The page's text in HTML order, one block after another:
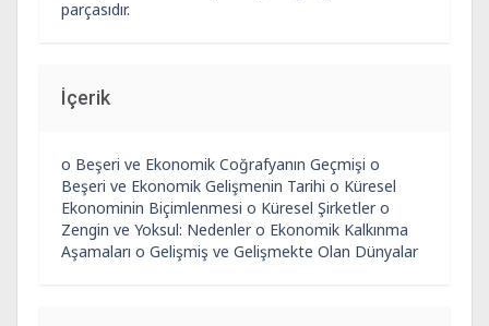
parçasıdır.
İçerik
o Beşeri ve Ekonomik Coğrafyanın Geçmişi o
Beşeri ve Ekonomik Gelişmenin Tarihi o Küresel
Ekonominin Biçimlenmesi o Küresel Şirketler o
Zengin ve Yoksul: Nedenler o Ekonomik Kalkınma
Aşamaları o Gelişmiş ve Gelişmekte Olan Dünyalar